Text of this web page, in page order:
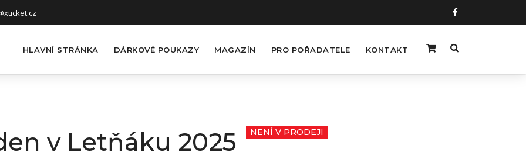
HLAVNÍ STRÁNKA DÁRKOVÉ POUKAZY MAGAZÍN PRO POŘADATELE KONTAKT
v Letňáku 2025 NENÍ V PRODEJI